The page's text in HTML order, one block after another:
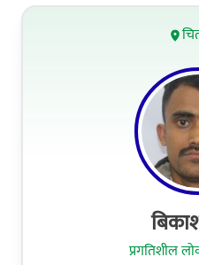
प्रगतिशील